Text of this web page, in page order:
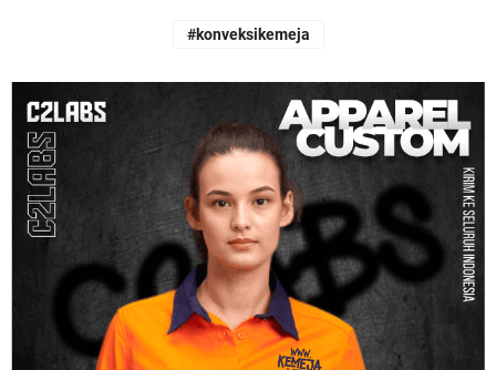
#konveksikemeja